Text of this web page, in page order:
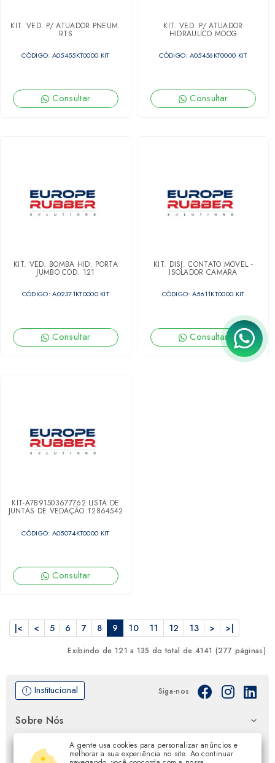
A gente usa cookies para personalizar anúncios e
melhorar a sua experiência no site. Ao continuar
KIT. VED. P/ ATUADOR PNEUM.
RTS
CÓDIGO: A05455KT0000 KIT
Consultar
KIT. VED. P/ ATUADOR
HIDRAULICO MOOG
CÓDIGO: A05456KT0000 KIT
Consultar
KIT. VED. BOMBA HID. PORTA
JUMBO COD. 121
CÓDIGO: A02371KT0000 KIT
Consultar
KIT. DISJ. CONTATO MOVEL -
ISOLADOR CAMARA
CÓDIGO: A5611KT0000 KIT
Consultar
KIT-A7B91503677762 LISTA DE
JUNTAS DE VEDAÇÃO T2864542
CÓDIGO: A05074KT0000 KIT
Consultar
|< < 5 6 7 8 9 10 11 12 13 > >|
Exibindo de 121 a 135 do total de 4141 (277 páginas)
Institucional Siga-nos
Sobre Nós
Certificações